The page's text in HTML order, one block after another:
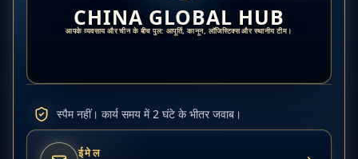
CHINA GLOBAL HUB
आपके व्यवसाय और चीन के बीच पुल: आपूर्ति, कानून, लॉजिस्टिक्स और स्थानीय टीम।
स्पैम नहीं। कार्य समय में 2 घंटे के भीतर जवाब।
ईमेल